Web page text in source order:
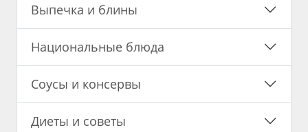
Выпечка и блины
Национальные блюда
Соусы и консервы
Диеты и советы